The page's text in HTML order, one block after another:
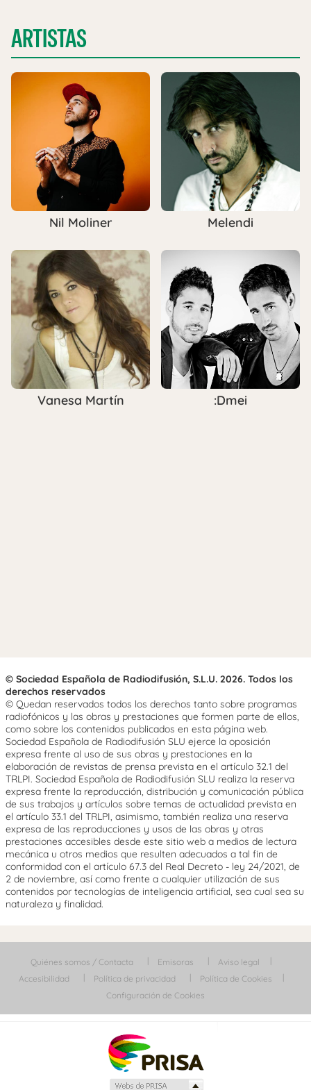
ARTISTAS
Nil Moliner Melendi
Vanesa Martín :Dmei
© Sociedad Española de Radiodifusión, S.L.U. 2026. Todos los
derechos reservados
© Quedan reservados todos los derechos tanto sobre programas
radiofónicos y las obras y prestaciones que formen parte de ellos,
como sobre los contenidos publicados en esta página web.
Sociedad Española de Radiodifusión SLU ejerce la oposición
expresa frente al uso de sus obras y prestaciones en la
elaboración de revistas de prensa prevista en el artículo 32.1 del
TRLPI. Sociedad Española de Radiodifusión SLU realiza la reserva
expresa frente la reproducción, distribución y comunicación pública
de sus trabajos y artículos sobre temas de actualidad prevista en
el artículo 33.1 del TRLPI, asimismo, también realiza una reserva
expresa de las reproducciones y usos de las obras y otras
prestaciones accesibles desde este sitio web a medios de lectura
mecánica u otros medios que resulten adecuados a tal fin de
conformidad con el artículo 67.3 del Real Decreto - ley 24/2021, de
2 de noviembre, así como frente a cualquier utilización de sus
contenidos por tecnologías de inteligencia artificial, sea cual sea su
naturaleza y finalidad.
Quiénes somos / Contacta Emisoras
Aviso legal
Accesibilidad
Política de privacidad
Política de Cookies
Configuración de Cookies